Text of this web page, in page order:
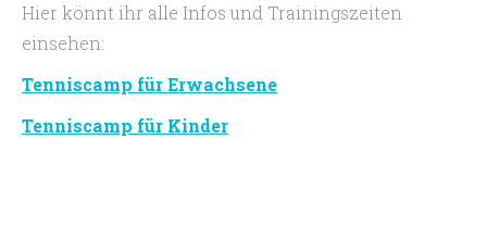
Hier könnt ihr alle Infos und Trainingszeiten
einsehen:
Tenniscamp für Erwachsene
Tenniscamp für Kinder